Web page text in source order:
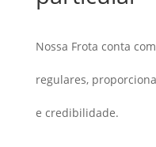
Nossa Frota conta
regulares,
e credibilidade.